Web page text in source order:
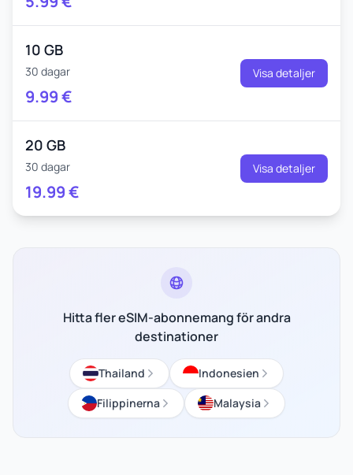
10 GB
30 dagar
9.99€
Visa detaljer
20 GB
30 dagar
19.99€
Visa detaljer
Hitta fler eSIM-abonnemang för andra
destinationer
Thailand
Indonesien
Filippinerna
Malaysia